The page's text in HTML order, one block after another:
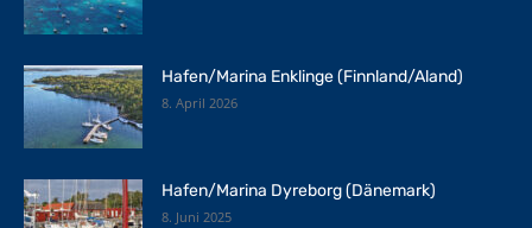
Hafen/Marina Enklinge (Finnland/Aland)
8. April 2026
Hafen/Marina Dyreborg (Dänemark)
8. Juni 2025